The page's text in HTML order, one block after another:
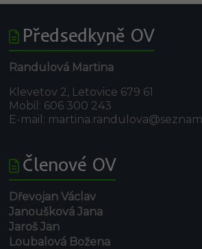
Předsedkyně OV
Randulová Martina
Klevetov 2, Letovice 679 61
Mobil: 606 300 243
E-mail:
Členové OV
Dřevojan Václav
Janoušková Jana
Jaroš Jan
Loubalová Božena